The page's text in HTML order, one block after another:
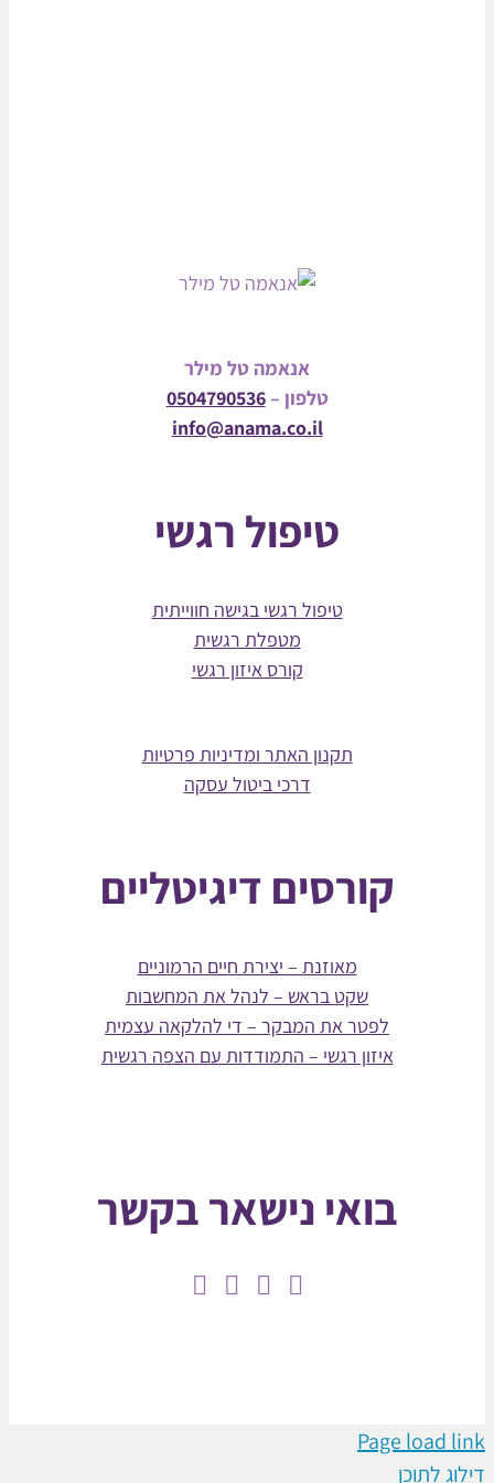
אנאמה טל מילר
טלפון –0504790536
info@anama.co.il
טיפול רגשי
טיפול רגשי בגישה חווייתית
מטפלת רגשית
קורס איזון רגשי
תקנון האתר ומדיניות פרטיות
דרכי ביטול עסקה
קורסים דיגיטליים
מאוזנת – יצירת חיים הרמוניים
שקט בראש – לנהל את המחשבות
לפטר את המבקר – די להלקאה עצמית
איזון רגשי – התמודדות עם הצפה רגשית
בואי נישאר בקשר
Page